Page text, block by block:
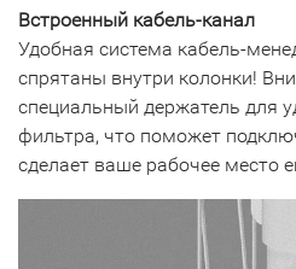
Встроенный кабель-канал
Удобная система кабель-
спрятаны внутри колонки!
специальный держатель для
фильтра, что поможет
сделает ваше рабочее место